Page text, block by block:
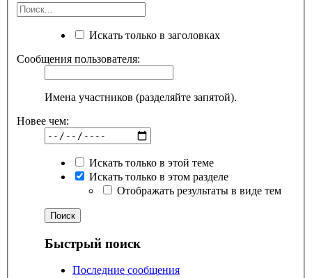
Искать только в заголовках
Сообщения пользователя:
Имена участников (разделяйте запятой).
Новее чем:
Искать только в этой теме
Искать только в этом разделе
Отображать результаты в виде тем
Быстрый поиск
Последние сообщения